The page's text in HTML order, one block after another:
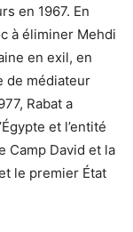
en 1967. En
à éliminer Mehdi
en exil, en
de médiateur
Rabat a
et l’entité
Camp David et la
le premier État